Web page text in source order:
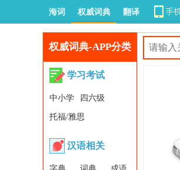
海词 权威词典 翻译
权威词典-APP分类
学习考试
中小学 四六级
托福/雅思
汉语相关